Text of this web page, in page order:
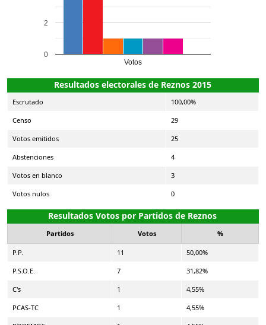
Votos
0
2
Resultados electorales de Reznos 2015
Escrutado 100,00%
Censo 29
Votos emitidos 25
Abstenciones 4
Votos en blanco 3
Votos nulos 0
Resultados Votos por Partidos de Reznos
Partidos Votos %
P.P. 11 50,00%
P.S.O.E. 7 31,82%
C's 1 4,55%
PCAS-TC 1 4,55%